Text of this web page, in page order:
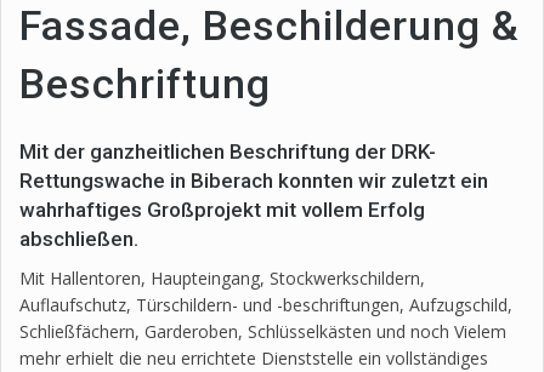
Fassade, Beschilderung &
Beschriftung
Mit der ganzheitlichen Beschriftung der DRK-
Rettungswache in Biberach konnten wir zuletzt ein
wahrhaftiges Großprojekt mit vollem Erfolg
abschließen.
Mit Hallentoren, Haupteingang, Stockwerkschildern,
Auflaufschutz, Türschildern- und -beschriftungen, Aufzugschild,
Schließfächern, Garderoben, Schlüsselkästen und noch Vielem
mehr erhielt die neu errichtete Dienststelle ein vollständiges